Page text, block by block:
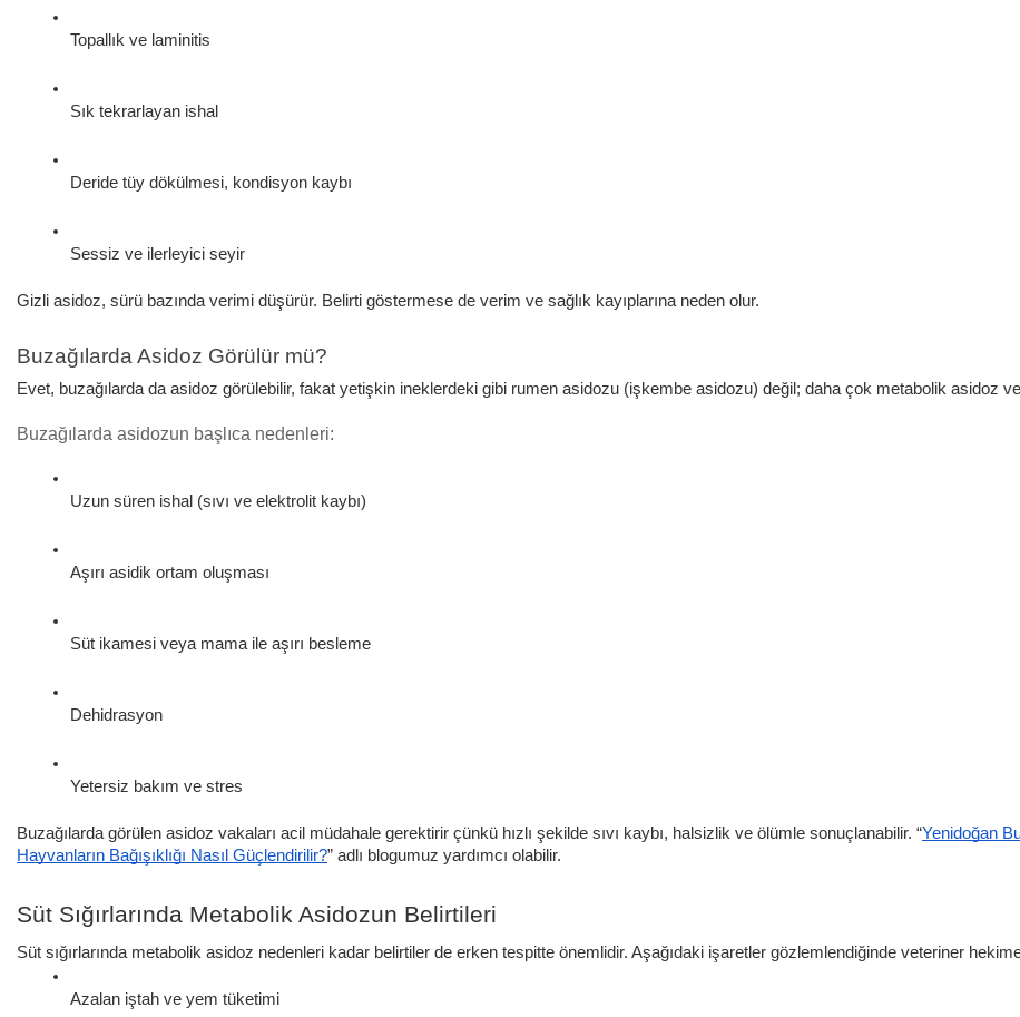
Topallık ve laminitis
Sık tekrarlayan ishal
Deride tüy dökülmesi, kondisyon kaybı
Sessiz ve ilerleyici seyir
Gizli asidoz, sürü bazında verimi düşürür. Belirti göstermese de verim ve sağlık kayıplarına neden olur.
Buzağılarda Asidoz Görülür mü?
Evet, buzağılarda da asidoz görülebilir, fakat yetişkin ineklerdeki gibi rumen asidozu (işkembe asidozu) değil; daha çok metabolik asidoz
Buzağılarda asidozun başlıca nedenleri:
Uzun süren ishal (sıvı ve elektrolit kaybı)
Aşırı asidik ortam oluşması
Süt ikamesi veya mama ile aşırı besleme
Dehidrasyon
Yetersiz bakım ve stres
Buzağılarda görülen asidoz vakaları acil müdahale gerektirir çünkü hızlı şekilde sıvı kaybı, halsizlik ve ölümle sonuçlanabilir. “Yenidoğan
Hayvanların Bağışıklığı Nasıl Güçlendirilir?” adlı blogumuz yardımcı olabilir.
Süt Sığırlarında Metabolik Asidozun Belirtileri
Süt sığırlarında metabolik asidoz nedenleri kadar belirtiler de erken tespitte önemlidir. Aşağıdaki işaretler gözlemlendiğinde veteriner
Azalan iştah ve yem tüketimi